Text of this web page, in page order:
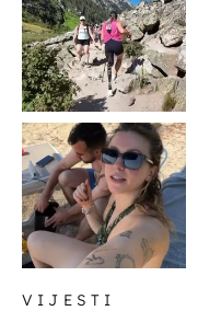
VIJESTI